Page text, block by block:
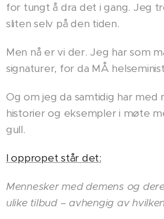
for tungt å dra det i gang. Jeg
sliten selv på den tiden.
Men nå er vi der. Jeg har som
signaturer, for da MÅ
Og om jeg da samtidig har
historier og eksempler i møte
gull.
I oppropet står det:
Mennesker med demens og
ulike tilbud – avhengig av